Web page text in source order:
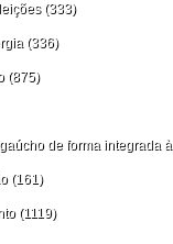
(333)
(336)
(875)
de forma
(161)
(1119)